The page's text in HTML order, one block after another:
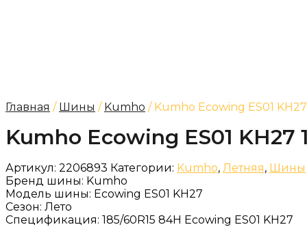
Главная / Шины / Kumho / Kumho Ecowing ES01 KH27
Kumho Ecowing ES01 KH27
Артикул: 2206893 Категории: Kumho, Летняя, Шины
Бренд шины: Kumho
Модель шины: Ecowing ES01 KH27
Сезон: Лето
Спецификация: 185/60R15 84H Ecowing ES01 KH27